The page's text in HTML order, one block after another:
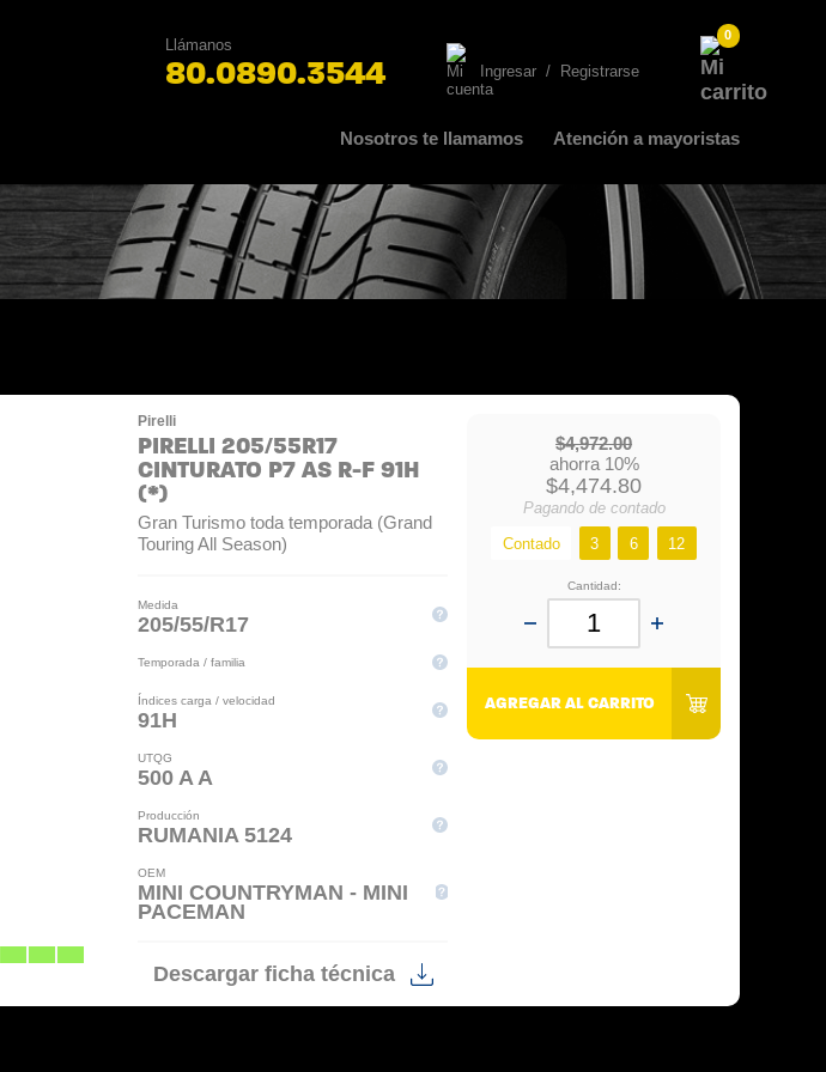
Llámanos
80.0890.3544 Ingresar / Registrarse
0
Nosotros te llamamos Atención a mayoristas
Pirelli
PIRELLI 205/55R17
CINTURATO P7 AS R-F 91H
(*)
Gran Turismo toda temporada (Grand
Touring All Season)
Medida
205/55/R17
Temporada / familia
Índices carga / velocidad
91H
UTQG
500 A A
Producción
RUMANIA 5124
OEM
MINI COUNTRYMAN - MINI
PACEMAN
Descargar ficha técnica
$4,972.00
ahorra 10%
$4,474.80
Pagando de contado
Contado
3 6 12
Cantidad:
AGREGAR AL CARRITO